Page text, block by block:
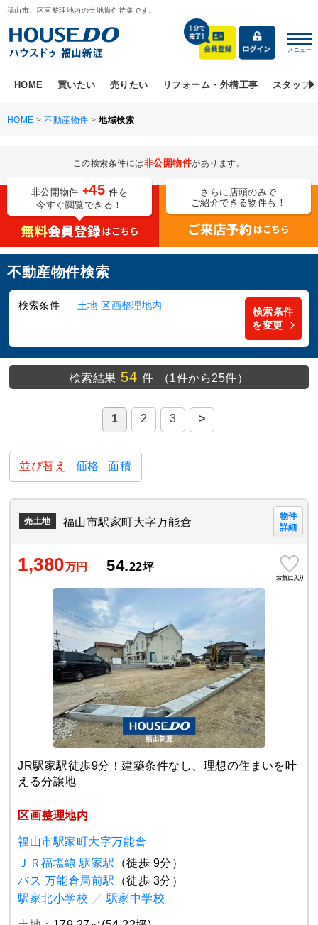
福山市、区画整理地内の土地物件特集です。
メニュー
HOME 買いたい 売りたい リフォーム・外構工事 スタッフ
HOME >不動産物件 >地域検索
この検索条件には非公開物件があります。
非公開物件 +45 件を
今すぐ閲覧できる！
さらに店頭のみで
ご紹介できる物件も！
不動産物件検索
検索条件 土地 区画整理地内
検索条件
を変更
検索結果 54 件 （1件から25件）
1 2 3 >
並び替え 価格 面積
売土地 福山市駅家町大字万能倉
物件
詳細
1,380万円 54.22坪
JR駅家駅徒歩9分！建築条件なし、理想の住まいを叶
える分譲地
区画整理地内
福山市駅家町大字万能倉
ＪＲ福塩線 駅家駅
（徒歩 9分）
バス 万能倉局前駅
（徒歩 3分）
駅家北小学校 ／ 駅家中学校